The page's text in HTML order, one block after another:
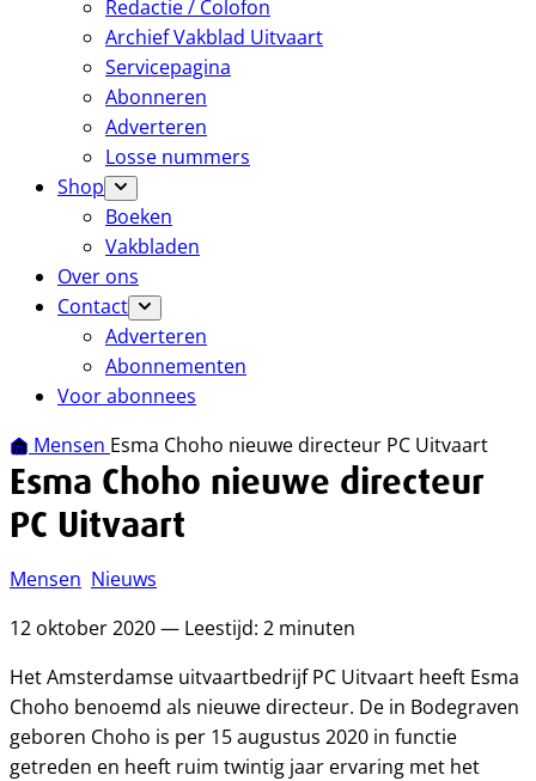
Redactie / Colofon
Archief Vakblad Uitvaart
Servicepagina
Abonneren
Adverteren
Losse nummers
Shop
Boeken
Vakbladen
Over ons
Contact
Adverteren
Abonnementen
Voor abonnees
Mensen Esma Choho nieuwe directeur PC Uitvaart
Esma Choho nieuwe directeur
PC Uitvaart
Mensen Nieuws
12 oktober 2020 — Leestijd: 2 minuten
Het Amsterdamse uitvaartbedrijf PC Uitvaart heeft Esma
Choho benoemd als nieuwe directeur. De in Bodegraven
geboren Choho is per 15 augustus 2020 in functie
getreden en heeft ruim twintig jaar ervaring met het